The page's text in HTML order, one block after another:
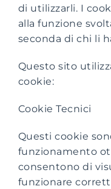
di utilizzarli. I
alla funzione
seconda di chi li
Questo sito
cookie:
Cookie Tecnici
Questi cookie
funzionamento
consentono di
funzionare